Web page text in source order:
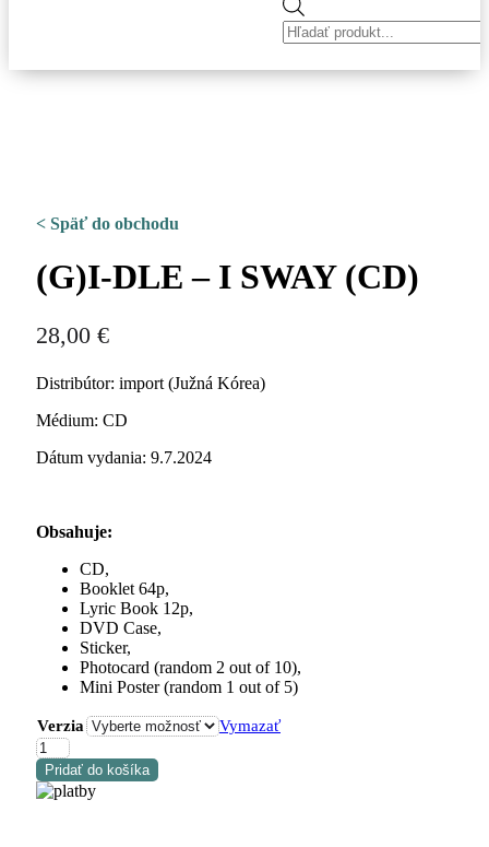
search
< Späť do obchodu
(G)I-DLE – I SWAY (CD)
28,00 €
Distribútor: import (Južná Kórea)
Médium: CD
Dátum vydania: 9.7.2024
Obsahuje:
CD,
Booklet 64p,
Lyric Book 12p,
DVD Case,
Sticker,
Photocard (random 2 out of 10),
Mini Poster (random 1 out of 5)
Verzia
Vymazať
množstvo
(G)I-
DLE
-
Pridať do košíka